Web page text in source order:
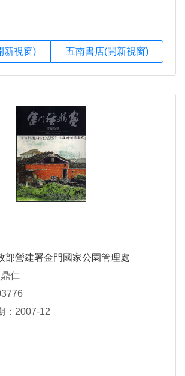
新視窗) 五南書店(開新視窗)
部營建署金門國家公園管理處
仁
：2007-12